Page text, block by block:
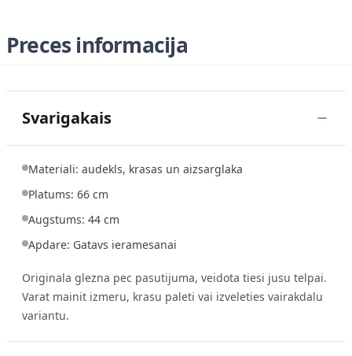
Preces informacija
Svarigakais
Materiali: audekls, krasas un aizsarglaka
Platums: 66 cm
Augstums: 44 cm
Apdare: Gatavs ieramesanai
Originala glezna pec pasutijuma, veidota tiesi jusu telpai.
Varat mainit izmeru, krasu paleti vai izveleties vairakdalu
variantu.